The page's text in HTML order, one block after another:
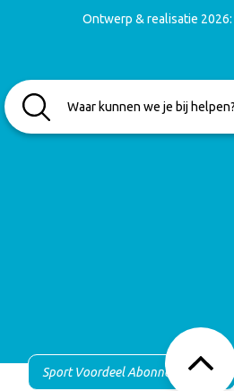
Ontwerp & realisatie 2026:
Sport Voordeel Abonnement